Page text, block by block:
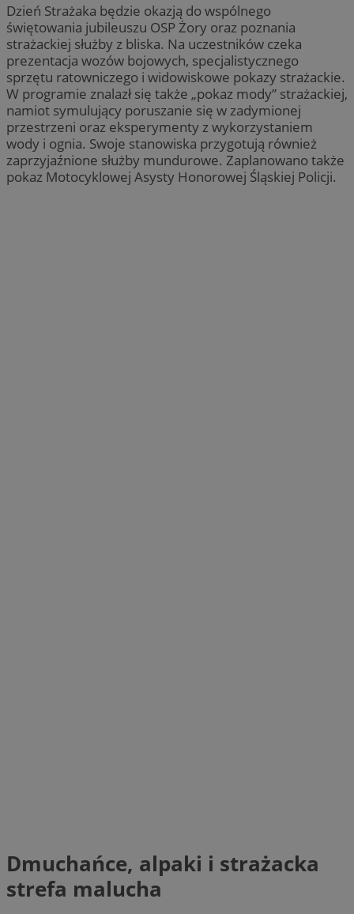
Dzień Strażaka będzie okazją do wspólnego
świętowania jubileuszu OSP Żory oraz poznania
strażackiej służby z bliska. Na uczestników czeka
prezentacja wozów bojowych, specjalistycznego
sprzętu ratowniczego i widowiskowe pokazy strażackie.
W programie znalazł się także „pokaz mody” strażackiej,
namiot symulujący poruszanie się w zadymionej
przestrzeni oraz eksperymenty z wykorzystaniem
wody i ognia. Swoje stanowiska przygotują również
zaprzyjaźnione służby mundurowe. Zaplanowano także
pokaz Motocyklowej Asysty Honorowej Śląskiej Policji.
Dmuchańce, alpaki i strażacka
strefa malucha